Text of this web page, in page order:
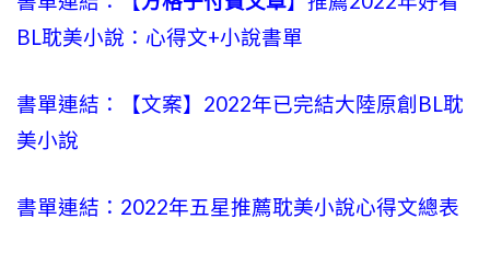
BL耽美小說：心得文+小說書單
書單連結：【文案】2022年已完結大陸原創BL耽
美小說
書單連結：2022年五星推薦耽美小說心得文總表